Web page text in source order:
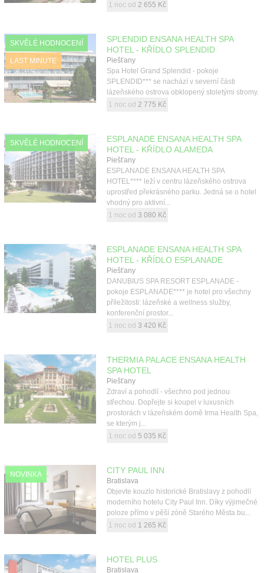
1 noc od 2 655 Kč
SKVĚLÉ HODNOCENÍ
LAST MINUTE
SPLENDID ENSANA HEALTH SPA
HOTEL - KŘÍDLO SPLENDID
Piešťany
Spa Hotel Grand Splendid - pokoje
SPLENDID*** se nachází v severní části
lázeňského ostrova obklopený stoletými stromy.
1 noc od 2 775 Kč
SKVĚLÉ HODNOCENÍ
ESPLANADE ENSANA HEALTH SPA
HOTEL - KŘÍDLO ALAMEDA
Piešťany
ESPLANADE ENSANA HEALTH SPA
HOTEL**** leží v centru lázeňského ostrova
uprostřed překrásného parku. Jedná se o hotel
vhodný pro aktivní...
1 noc od 3 080 Kč
ESPLANADE ENSANA HEALTH SPA
HOTEL - KŘÍDLO ESPLANADE
Piešťany
DANUBIUS SPA RESORT ESPLANADE -
pokoje ESPLANADE**** je hotel pro všechny
příležitosti: lázeňské a wellness služby,
konferenční prostor...
1 noc od 3 420 Kč
THERMIA PALACE ENSANA HEALTH
SPA HOTEL
Piešťany
Zdraví a pohodlí - všechno pod jednou
střechou. Dopřejte si koupel v luxusních
prostorách v lázeňském domě Irma Health Spa,
se kterým j...
1 noc od 5 035 Kč
NOVINKA CITY PAUL INN
Bratislava
Objevte kouzlo historické Bratislavy z pohodlí
moderního hotelu City Paul Inn. Díky výjimečné
poloze přímo v pěší zóně Starého Města bu...
1 noc od 1 265 Kč
HOTEL PLUS
Bratislava